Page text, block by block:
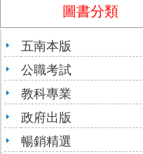
圖書分類
五南本版
公職考試
教科專業
政府出版
暢銷精選